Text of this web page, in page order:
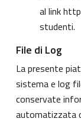
al link
studenti.
File di Log
La presente
sistema e log
conservate
automatizzata